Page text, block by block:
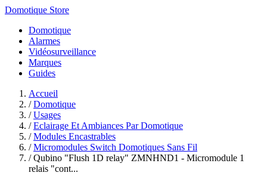
Domotique Store
Domotique
Alarmes
Vidéosurveillance
Marques
Guides
Accueil
/ Domotique
/ Usages
/ Eclairage Et Ambiances Par Domotique
/ Modules Encastrables
/ Micromodules Switch Domotiques Sans Fil
/ Qubino "Flush 1D relay" ZMNHND1 - Micromodule 1
relais "cont...